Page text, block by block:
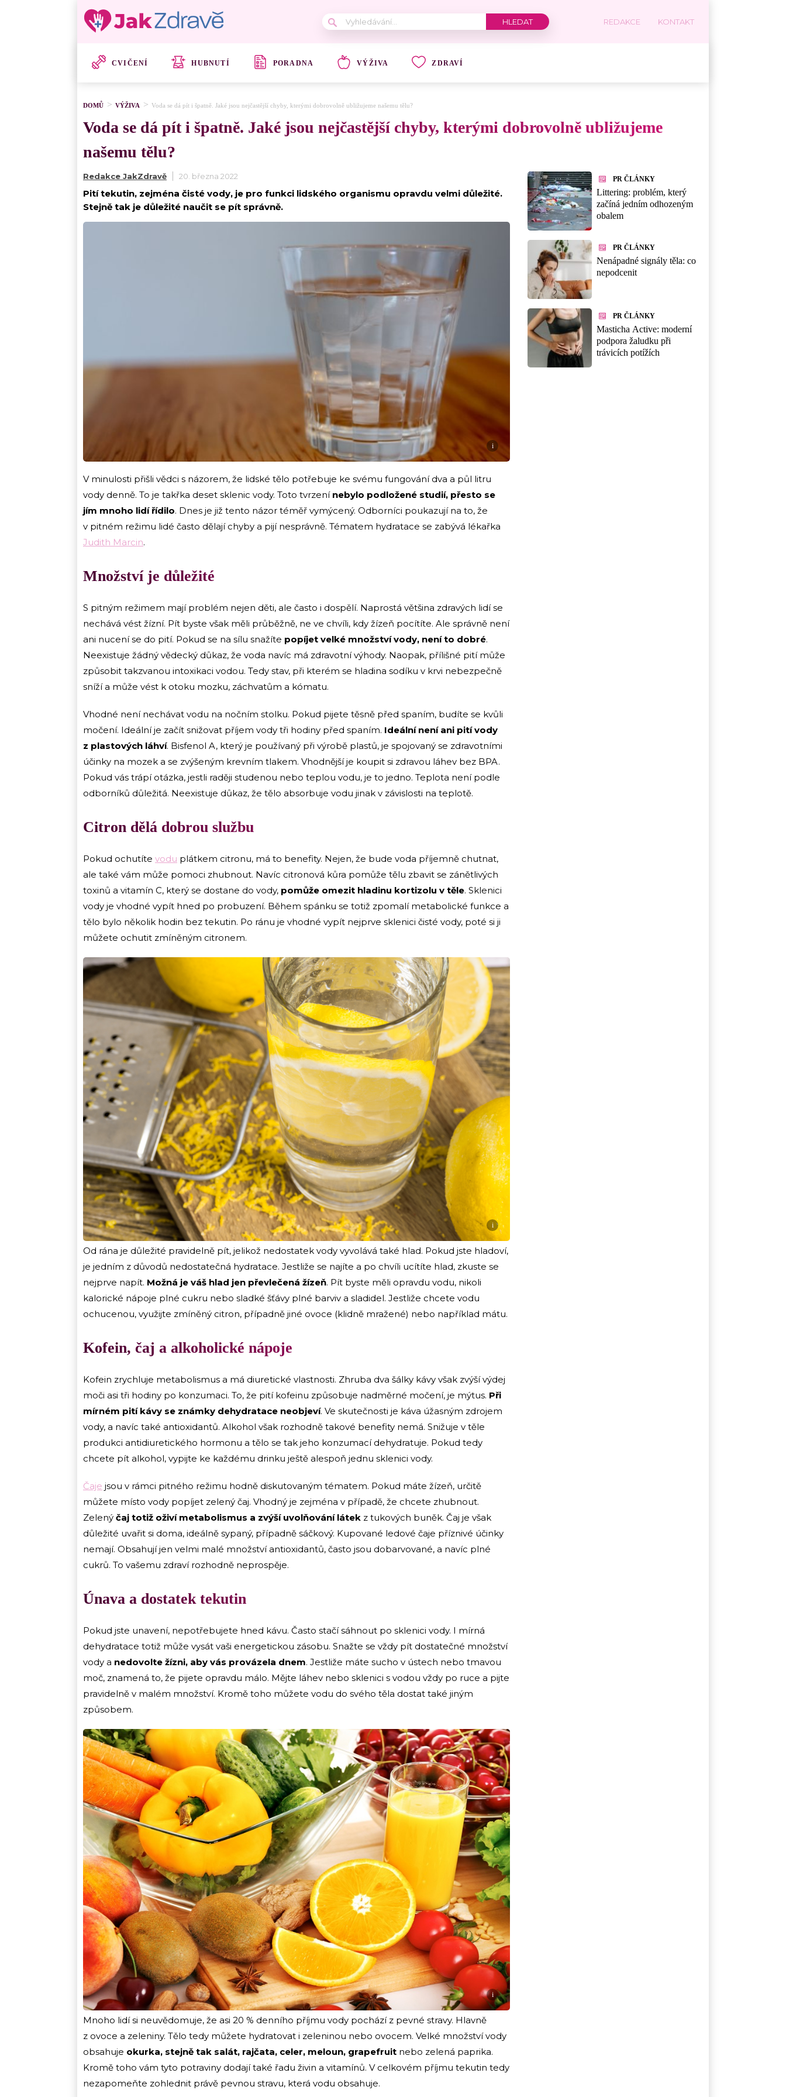
REDAKCE KONTAKT
CVIČENÍ HUBNUTÍ PORADNA VÝŽIVA ZDRAVÍ
DOMŮ VÝŽIVA Voda se dá pít i špatně. Jaké jsou nejčastější chyby, kterými dobrovolně ubližujeme našemu tělu?
Voda se dá pít i špatně. Jaké jsou nejčastější chyby, kterými dobrovolně ubližujeme
našemu tělu?
Redakce JakZdravě 20. března 2022
Pití tekutin, zejména čisté vody, je pro funkci lidského organismu opravdu velmi důležité.
Stejně tak je důležité naučit se pít správně.
i
V minulosti přišli vědci s názorem, že lidské tělo potřebuje ke svému fungování dva a půl litru
vody denně. To je takřka deset sklenic vody. Toto tvrzení nebylo podložené studií, přesto se
jím mnoho lidí řídilo. Dnes je již tento názor téměř vymýcený. Odborníci poukazují na to, že
v pitném režimu lidé často dělají chyby a pijí nesprávně. Tématem hydratace se zabývá lékařka
Judith Marcin.
Množství je důležité
S pitným režimem mají problém nejen děti, ale často i dospělí. Naprostá většina zdravých lidí se
nechává vést žízní. Pít byste však měli průběžně, ne ve chvíli, kdy žízeň pocítíte. Ale správně není
ani nucení se do pití. Pokud se na sílu snažíte popíjet velké množství vody, není to dobré.
Neexistuje žádný vědecký důkaz, že voda navíc má zdravotní výhody. Naopak, přílišné pití může
způsobit takzvanou intoxikaci vodou. Tedy stav, při kterém se hladina sodíku v krvi nebezpečně
sníží a může vést k otoku mozku, záchvatům a kómatu.
Vhodné není nechávat vodu na nočním stolku. Pokud pijete těsně před spaním, budíte se kvůli
močení. Ideální je začít snižovat příjem vody tři hodiny před spaním. Ideální není ani pití vody
z plastových láhví. Bisfenol A, který je používaný při výrobě plastů, je spojovaný se zdravotními
účinky na mozek a se zvýšeným krevním tlakem. Vhodnější je koupit si zdravou láhev bez BPA.
Pokud vás trápí otázka, jestli raději studenou nebo teplou vodu, je to jedno. Teplota není podle
odborníků důležitá. Neexistuje důkaz, že tělo absorbuje vodu jinak v závislosti na teplotě.
Citron dělá dobrou službu
Pokud ochutíte vodu plátkem citronu, má to benefity. Nejen, že bude voda příjemně chutnat,
ale také vám může pomoci zhubnout. Navíc citronová kůra pomůže tělu zbavit se zánětlivých
toxinů a vitamín C, který se dostane do vody, pomůže omezit hladinu kortizolu v těle. Sklenici
vody je vhodné vypít hned po probuzení. Během spánku se totiž zpomalí metabolické funkce a
tělo bylo několik hodin bez tekutin. Po ránu je vhodné vypít nejprve sklenici čisté vody, poté si ji
můžete ochutit zmíněným citronem.
i
Od rána je důležité pravidelně pít, jelikož nedostatek vody vyvolává také hlad. Pokud jste hladoví,
je jedním z důvodů nedostatečná hydratace. Jestliže se najíte a po chvíli ucítíte hlad, zkuste se
nejprve napít. Možná je váš hlad jen převlečená žízeň. Pít byste měli opravdu vodu, nikoli
kalorické nápoje plné cukru nebo sladké šťávy plné barviv a sladidel. Jestliže chcete vodu
ochucenou, využijte zmíněný citron, případně jiné ovoce (klidně mražené) nebo například mátu.
Kofein, čaj a alkoholické nápoje
Kofein zrychluje metabolismus a má diuretické vlastnosti. Zhruba dva šálky kávy však zvýší výdej
moči asi tři hodiny po konzumaci. To, že pití kofeinu způsobuje nadměrné močení, je mýtus. Při
mírném pití kávy se známky dehydratace neobjeví. Ve skutečnosti je káva úžasným zdrojem
vody, a navíc také antioxidantů. Alkohol však rozhodně takové benefity nemá. Snižuje v těle
produkci antidiuretického hormonu a tělo se tak jeho konzumací dehydratuje. Pokud tedy
chcete pít alkohol, vypijte ke každému drinku ještě alespoň jednu sklenici vody.
Čaje jsou v rámci pitného režimu hodně diskutovaným tématem. Pokud máte žízeň, určitě
můžete místo vody popíjet zelený čaj. Vhodný je zejména v případě, že chcete zhubnout.
Zelený čaj totiž oživí metabolismus a zvýší uvolňování látek z tukových buněk. Čaj je však
důležité uvařit si doma, ideálně sypaný, případně sáčkový. Kupované ledové čaje příznivé účinky
nemají. Obsahují jen velmi malé množství antioxidantů, často jsou dobarvované, a navíc plné
cukrů. To vašemu zdraví rozhodně neprospěje.
Únava a dostatek tekutin
Pokud jste unavení, nepotřebujete hned kávu. Často stačí sáhnout po sklenici vody. I mírná
dehydratace totiž může vysát vaši energetickou zásobu. Snažte se vždy pít dostatečné množství
vody a nedovolte žízni, aby vás provázela dnem. Jestliže máte sucho v ústech nebo tmavou
moč, znamená to, že pijete opravdu málo. Mějte láhev nebo sklenici s vodou vždy po ruce a pijte
pravidelně v malém množství. Kromě toho můžete vodu do svého těla dostat také jiným
způsobem.
i
Mnoho lidí si neuvědomuje, že asi 20 % denního příjmu vody pochází z pevné stravy. Hlavně
z ovoce a zeleniny. Tělo tedy můžete hydratovat i zeleninou nebo ovocem. Velké množství vody
obsahuje okurka, stejně tak salát, rajčata, celer, meloun, grapefruit nebo zelená paprika.
Kromě toho vám tyto potraviny dodají také řadu živin a vitamínů. V celkovém příjmu tekutin tedy
nezapomeňte zohlednit právě pevnou stravu, která vodu obsahuje.
PR ČLÁNKY
Littering: problém, který
začíná jedním odhozeným
obalem
PR ČLÁNKY
Nenápadné signály těla: co
nepodcenit
PR ČLÁNKY
Masticha Active: moderní
podpora žaludku při
trávicích potížích